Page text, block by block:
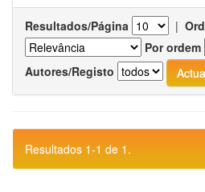
Resultados/Página |
Por ordem
Autores/Registo
Resultados 1-1 de 1.